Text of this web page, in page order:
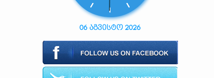
06 აგვისტო 2026